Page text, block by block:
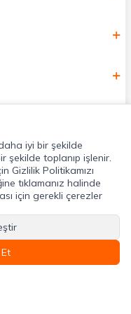
iyi bir şekilde
şekilde toplanıp işlenir.
Gizlilik Politikamızı
tıklamanız halinde
için gerekli çerezler